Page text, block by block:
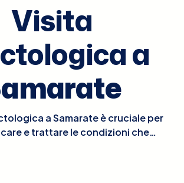
Visita
a
a Samarate è cruciale per
e trattare le condizioni che
e l'ano, come emorroidi, fissure